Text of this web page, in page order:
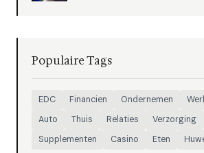
Populaire Tags
EDC Financien Ondernemen
Auto
Thuis Relaties Verzorging
Supplementen
Casino Eten